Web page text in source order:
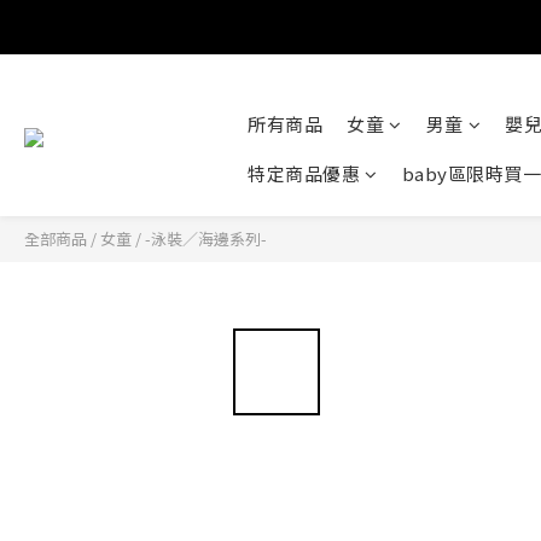
所有商品 女童 男童
嬰兒
特定商品優惠
baby區限時買
全部商品 / 女童 /-泳裝／海邊系列-